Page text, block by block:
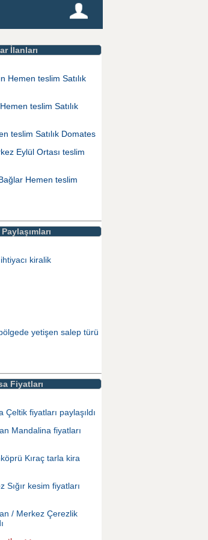
İlanları
Hemen teslim Satılık
teslim Satılık
teslim Satılık Domates
Eylül Ortası teslim
Hemen teslim
kiralik
yetişen salep türü
Fiyatları
Çeltik fiyatları paylaşıldı
Mandalina fiyatları
Kıraç tarla kira
Sığır kesim fiyatları
/ Merkez Çerezlik